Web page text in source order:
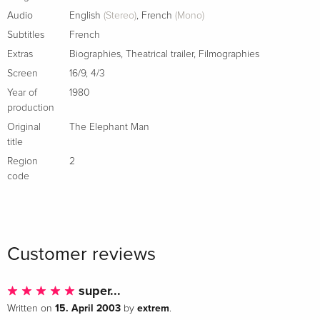
Indimenticabili, b/w
Italian
EUR 22.49
b/w
Italian
Standard edition
Italian
Audio
English (Stereo), French (Mono)
Subtitles
French
Extras
Biographies, Theatrical trailer, Filmographies
Screen
16/9, 4/3
Year of
production
1980
Original
title
The Elephant Man
Region
code
2
Customer reviews
super...
Written on 15. April 2003 by extrem.